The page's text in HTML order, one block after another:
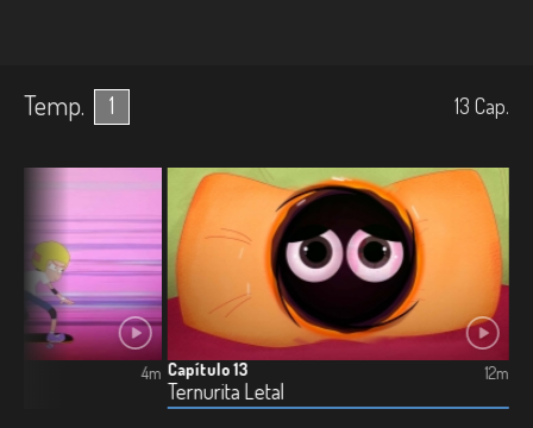
Temp. 1 13 Cap.
4m Capítulo 13
Ternurita Letal
12m